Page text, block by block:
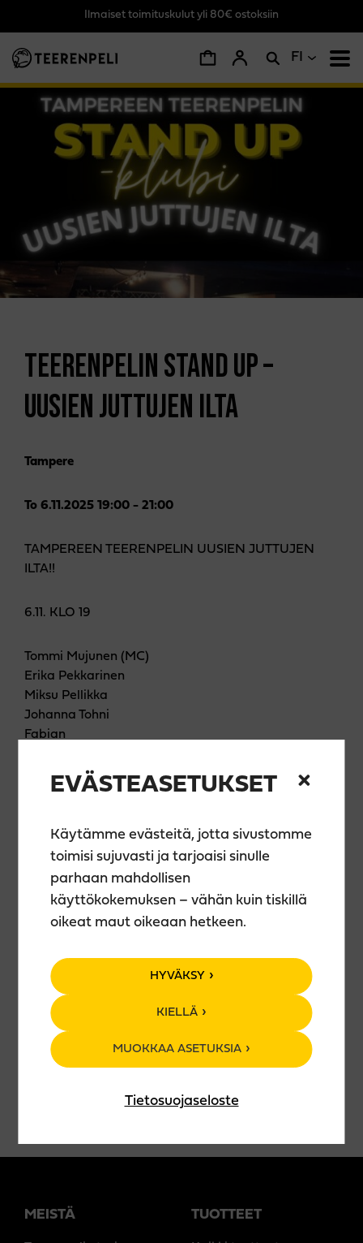
EVÄSTEASETUKSET
Käytämme evästeitä, jotta sivustomme
toimisi sujuvasti ja tarjoaisi sinulle
parhaan mahdollisen
käyttökokemuksen – vähän kuin tiskillä
oikeat maut oikeaan hetkeen.
HYVÄKSY
KIELLÄ
MUOKKAA ASETUKSIA
Tietosuojaseloste
Ilmaiset toimituskulut yli 80€ ostoksiin
FI
TEERENPELIN STAND UP –
UUSIEN JUTTUJEN ILTA
Tampere
To 6.11.2025 19:00 - 21:00
TAMPEREEN TEERENPELIN UUSIEN JUTTUJEN
ILTA!!
6.11. KLO 19
Tommi Mujunen (MC)
Erika Pekkarinen
Miksu Pellikka
Johanna Tohni
Fabian
Antti Syrjä
Uusien juttujen illoissa näet koomikot testaamassa
vieläkin hauskemmiksi. Illoissa on aina mukana jo
vuosia komiikkaa tehneitä ammattilaisia, sekä usein
myös aloittelevampia koomikoita.
Showtime klo 19
Liput täältä!
Ennakkoon 11,50€
Ovelta 15€
MEISTÄ TUOTTEET